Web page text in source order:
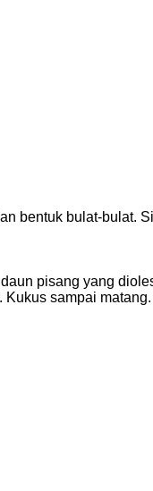
bentuk bulat-bulat.
pisang yang
Kukus sampai matang.